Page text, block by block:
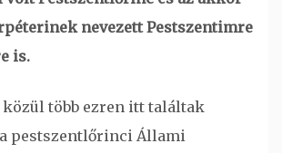
nevezett Pestszentimre
is.
több ezren itt találtak
pestszentlőrinci Állami